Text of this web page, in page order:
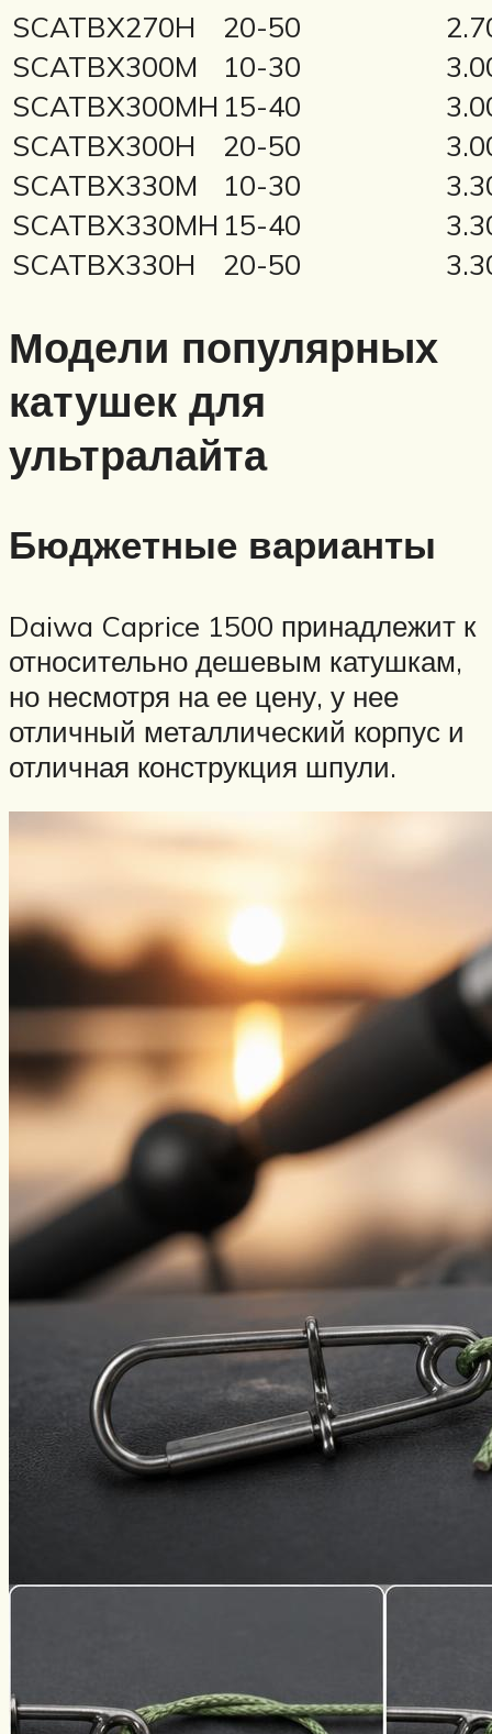
SCATBX270H
20-50
SCATBX300M
10-30
SCATBX300MH 15-40
SCATBX300H
20-50
SCATBX330M
10-30
SCATBX330MH 15-40
SCATBX330H
20-50
Модели популярных
катушек для
ультралайта
Бюджетные варианты
Daiwa Caprice 1500 принадлежит к
относительно дешевым катушкам,
но несмотря на ее цену, у нее
отличный металлический корпус и
отличная конструкция шпули.